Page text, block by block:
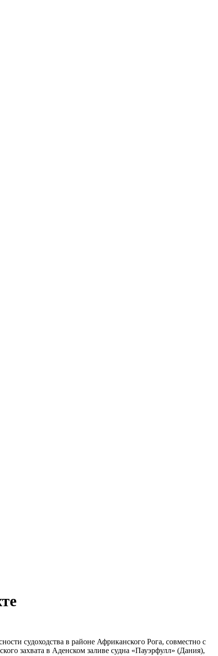
судоходства в районе Африканского Рога, совместно с
захвата в Аденском заливе судна «Пауэрфулл» (Дания),